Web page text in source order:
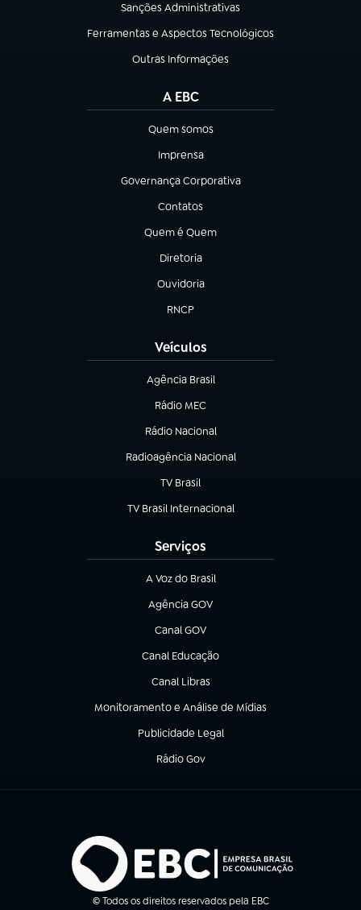
Sanções Administrativas
(abre em nova aba)
Ferramentas e Aspectos Tecnológicos
(abre em nova aba)
Outras Informações
(abre em nova aba)
A EBC
Quem somos
(abre em nova aba)
Imprensa
(abre em nova aba)
Governança Corporativa
(abre em nova aba)
Contatos
(abre em nova aba)
Quem é Quem
(abre em nova aba)
Diretoria
(abre em nova aba)
Ouvidoria
(abre em nova aba)
RNCP
(abre em nova aba)
Veículos
Agência Brasil
(abre em nova aba)
Rádio MEC
(abre em nova aba)
Rádio Nacional
Radioagência Nacional
(abre em nova aba)
TV Brasil
(abre em nova aba)
TV Brasil Internacional
(abre em nova aba)
Serviços
A Voz do Brasil
(abre em nova aba)
Agência GOV
(abre em nova aba)
Canal GOV
(abre em nova aba)
Canal Educação
(abre em nova aba)
Canal Libras
(abre em nova aba)
Monitoramento e Análise de Mídias
(abre em nova aba)
Publicidade Legal
(abre em nova aba)
Rádio Gov
(abre em nova aba)
© Todos os direitos reservados pela EBC